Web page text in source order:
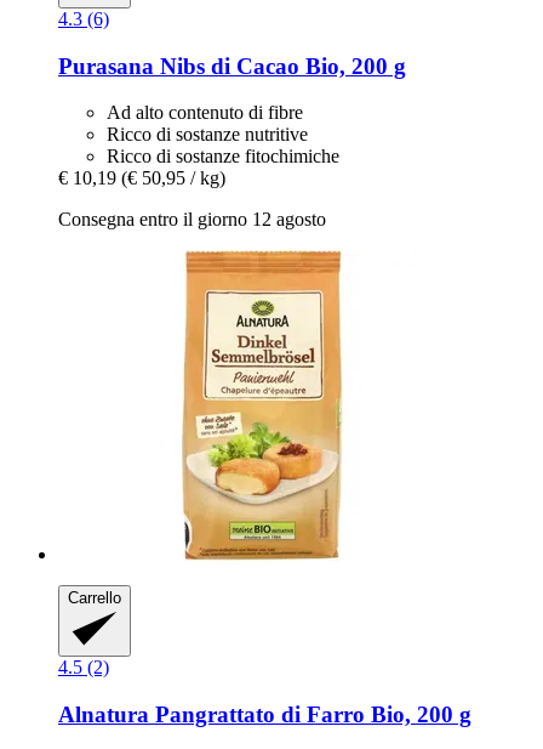
4.3 (6)
Purasana Nibs di Cacao Bio, 200 g
Ad alto contenuto di fibre
Ricco di sostanze nutritive
Ricco di sostanze fitochimiche
€ 10,19 (€ 50,95 / kg)
Consegna entro il giorno 12 agosto
Carrello
4.5 (2)
Alnatura Pangrattato di Farro Bio, 200 g